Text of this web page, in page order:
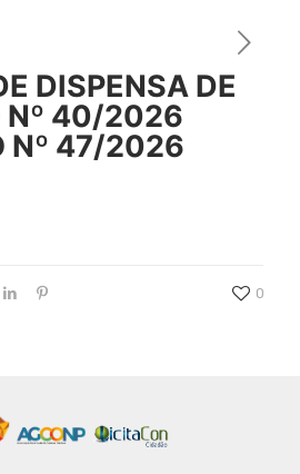
DISPENSA DE
Nº 40/2026
Nº 47/2026
0